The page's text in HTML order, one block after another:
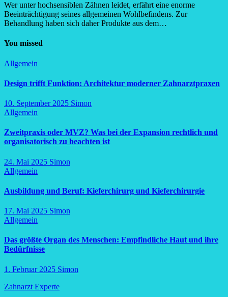
Wer unter hochsensiblen Zähnen leidet, erfährt eine enorme
Beeinträchtigung seines allgemeinen Wohlbefindens. Zur
Behandlung haben sich daher Produkte aus dem…
You missed
Allgemein
Design trifft Funktion: Architektur moderner Zahnarztpraxen
10. September 2025 Simon
Allgemein
Zweitpraxis oder MVZ? Was bei der Expansion rechtlich und
organisatorisch zu beachten ist
24. Mai 2025 Simon
Allgemein
Ausbildung und Beruf: Kieferchirurg und Kieferchirurgie
17. Mai 2025 Simon
Allgemein
Das größte Organ des Menschen: Empfindliche Haut und ihre
Bedürfnisse
1. Februar 2025 Simon
Zahnarzt Experte